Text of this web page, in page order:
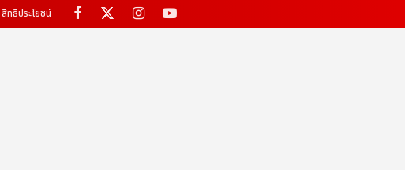
สิทธิประโยชน์